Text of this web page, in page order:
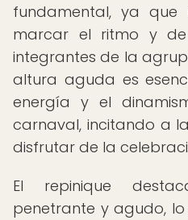
fundamental, ya
marcar el ritmo y
integrantes de la
altura aguda es
energía y el
carnaval, incitando a
disfrutar de la
El repinique
penetrante y agudo,